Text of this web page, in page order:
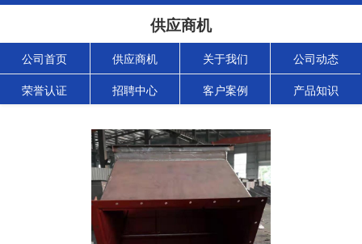
供应商机
公司首页 供应商机 关于我们 公司动态
荣誉认证 招聘中心 客户案例 产品知识